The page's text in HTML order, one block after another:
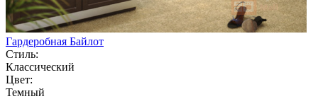
Гардеробная Байлот
Стиль:
Классический
Цвет:
Темный